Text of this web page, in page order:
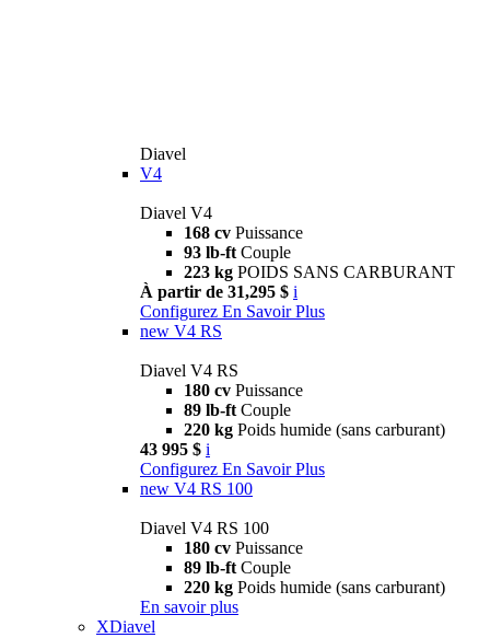
Diavel
V4
Diavel V4
168 cv Puissance
93 lb-ft Couple
223 kg POIDS SANS CARBURANT
À partir de 31,295 $ i
Configurez En Savoir Plus
new V4 RS
Diavel V4 RS
180 cv Puissance
89 lb-ft Couple
220 kg Poids humide (sans carburant)
43 995 $ i
Configurez En Savoir Plus
new V4 RS 100
Diavel V4 RS 100
180 cv Puissance
89 lb-ft Couple
220 kg Poids humide (sans carburant)
En savoir plus
XDiavel